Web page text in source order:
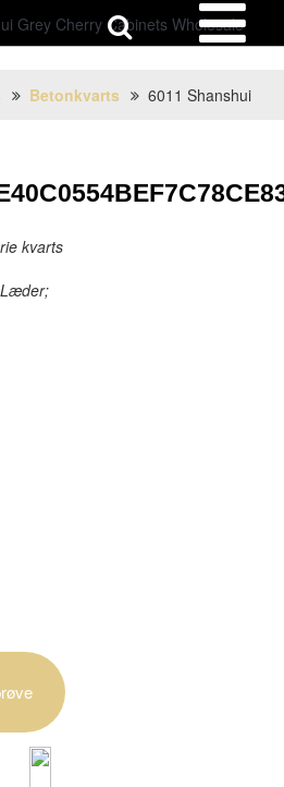
Betonkvarts 6011 Shanshui
kvarts